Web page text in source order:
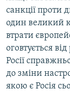
санкції проти
один великий
втрати
оговтується
Росії
до зміни
якою є Росія